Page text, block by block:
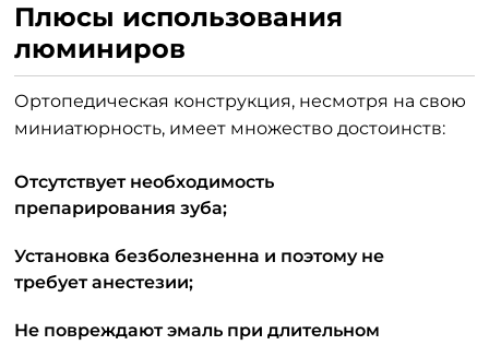
Плюсы использования
люминиров
Ортопедическая конструкция, несмотря на свою
миниатюрность, имеет множество достоинств:
Отсутствует необходимость
препарирования зуба;
Установка безболезненна и поэтому не
требует анестезии;
Не повреждают эмаль при длительном